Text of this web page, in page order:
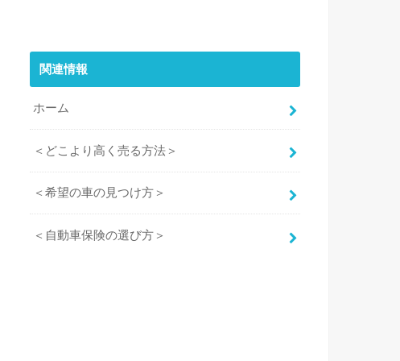
関連情報
ホーム
＜どこより高く売る方法＞
＜希望の車の見つけ方＞
＜自動車保険の選び方＞